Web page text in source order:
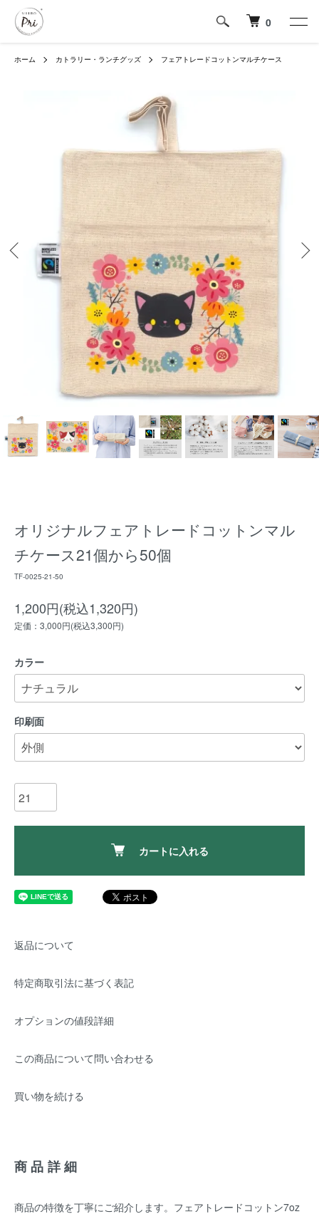
0
ホーム カトラリー・ランチグッズ フェアトレードコットンマルチケース
オリジナルフェアトレードコットンマル
チケース21個から50個
TF-0025-21-50
1,200円(税込1,320円)
定価：3,000円(税込3,300円)
カラー
印刷面
カートに入れる
返品について
特定商取引法に基づく表記
オプションの値段詳細
この商品について問い合わせる
買い物を続ける
商品詳細
商品の特徴を丁寧にご紹介します。フェアトレードコットン7oz